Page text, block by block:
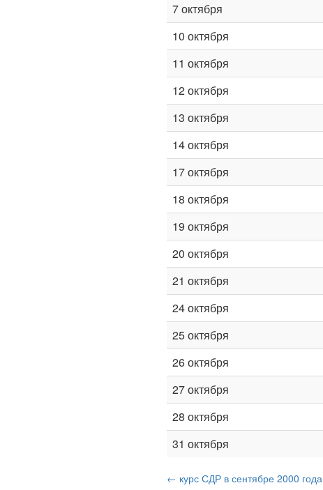
7 октября
10 октября
11 октября
12 октября
13 октября
14 октября
17 октября
18 октября
19 октября
20 октября
21 октября
24 октября
25 октября
26 октября
27 октября
28 октября
31 октября
← курс СДР в сентябре 2000 года